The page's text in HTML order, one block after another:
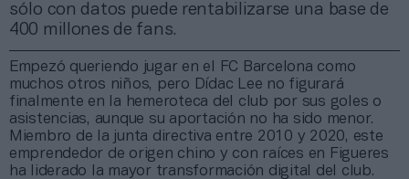
sólo con datos puede rentabilizarse una base de
400 millones de fans.
Empezó queriendo jugar en el FC Barcelona como
muchos otros niños, pero Dídac Lee no figurará
finalmente en la hemeroteca del club por sus goles o
asistencias, aunque su aportación no ha sido menor.
Miembro de la junta directiva entre 2010 y 2020, este
emprendedor de origen chino y con raíces en Figueres
ha liderado la mayor transformación digital del club.